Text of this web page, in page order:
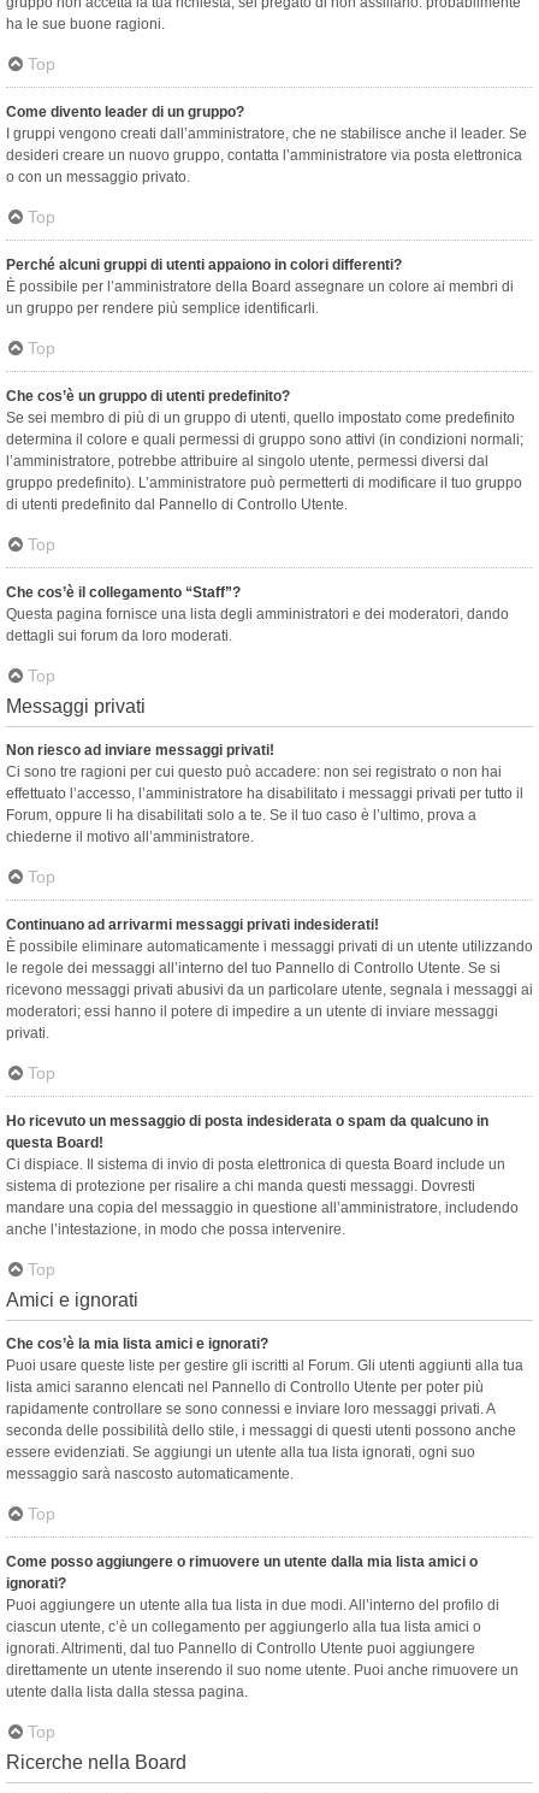
ha le sue buone ragioni.
Top
Come divento leader di un gruppo?
I gruppi vengono creati dall’amministratore, che ne stabilisce anche il leader. Se
desideri creare un nuovo gruppo, contatta l’amministratore via posta elettronica
o con un messaggio privato.
Top
Perché alcuni gruppi di utenti appaiono in colori differenti?
È possibile per l’amministratore della Board assegnare un colore ai membri di
un gruppo per rendere più semplice identificarli.
Top
Che cos’è un gruppo di utenti predefinito?
Se sei membro di più di un gruppo di utenti, quello impostato come predefinito
determina il colore e quali permessi di gruppo sono attivi (in condizioni normali;
l’amministratore, potrebbe attribuire al singolo utente, permessi diversi dal
gruppo predefinito). L’amministratore può permetterti di modificare il tuo gruppo
di utenti predefinito dal Pannello di Controllo Utente.
Top
Che cos’è il collegamento “Staff”?
Questa pagina fornisce una lista degli amministratori e dei moderatori, dando
dettagli sui forum da loro moderati.
Top
Messaggi privati
Non riesco ad inviare messaggi privati!
Ci sono tre ragioni per cui questo può accadere: non sei registrato o non hai
effettuato l’accesso, l’amministratore ha disabilitato i messaggi privati per tutto il
Forum, oppure li ha disabilitati solo a te. Se il tuo caso è l’ultimo, prova a
chiederne il motivo all’amministratore.
Top
Continuano ad arrivarmi messaggi privati indesiderati!
È possibile eliminare automaticamente i messaggi privati ​​di un utente utilizzando
le regole dei messaggi all’interno del tuo Pannello di Controllo Utente. Se si
ricevono messaggi privati ​​abusivi da un particolare utente, segnala i messaggi ai
moderatori; essi hanno il potere di impedire a un utente di inviare messaggi
privati​​.
Top
Ho ricevuto un messaggio di posta indesiderata o spam da qualcuno in
questa Board!
Ci dispiace. Il sistema di invio di posta elettronica di questa Board include un
sistema di protezione per risalire a chi manda questi messaggi. Dovresti
mandare una copia del messaggio in questione all’amministratore, includendo
anche l’intestazione, in modo che possa intervenire.
Top
Amici e ignorati
Che cos’è la mia lista amici e ignorati?
Puoi usare queste liste per gestire gli iscritti al Forum. Gli utenti aggiunti alla tua
lista amici saranno elencati nel Pannello di Controllo Utente per poter più
rapidamente controllare se sono connessi e inviare loro messaggi privati. A
seconda delle possibilità dello stile, i messaggi di questi utenti possono anche
essere evidenziati. Se aggiungi un utente alla tua lista ignorati, ogni suo
messaggio sarà nascosto automaticamente.
Top
Come posso aggiungere o rimuovere un utente dalla mia lista amici o
ignorati?
Puoi aggiungere un utente alla tua lista in due modi. All’interno del profilo di
ciascun utente, c’è un collegamento per aggiungerlo alla tua lista amici o
ignorati. Altrimenti, dal tuo Pannello di Controllo Utente puoi aggiungere
direttamente un utente inserendo il suo nome utente. Puoi anche rimuovere un
utente dalla lista dalla stessa pagina.
Top
Ricerche nella Board